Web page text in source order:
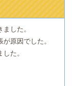
した。
原因でした。
た。